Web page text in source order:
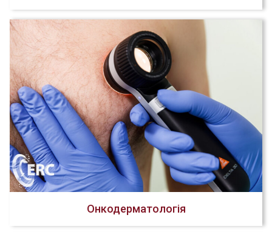
Онкодерматологія